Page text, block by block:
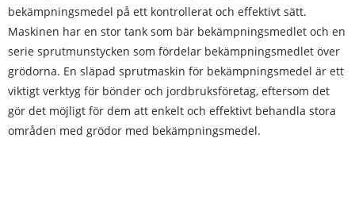
bekämpningsmedel på ett kontrollerat och effektivt sätt.
Maskinen har en stor tank som bär bekämpningsmedlet och en
serie sprutmunstycken som fördelar bekämpningsmedlet över
grödorna. En släpad sprutmaskin för bekämpningsmedel är ett
viktigt verktyg för bönder och jordbruksföretag, eftersom det
gör det möjligt för dem att enkelt och effektivt behandla stora
områden med grödor med bekämpningsmedel.